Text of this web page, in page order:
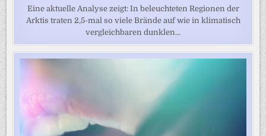
Eine aktuelle Analyse zeigt: In beleuchteten Regionen der
Arktis traten 2,5-mal so viele Brände auf wie in klimatisch
vergleichbaren dunklen...